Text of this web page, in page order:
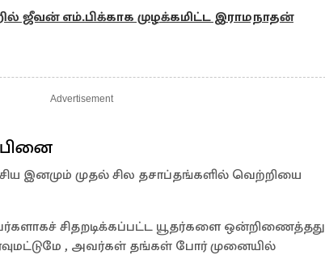
ஜீவன் எம்.பிக்காக முழக்கமிட்ட இராமநாதன்
Advertisement
இனமும் முதல் சில தசாப்தங்களில் வெற்றியை
சிதறடிக்கப்பட்ட யூதர்களை ஒன்றிணைத்தது
, அவர்கள் தங்கள் போர் முனையில்